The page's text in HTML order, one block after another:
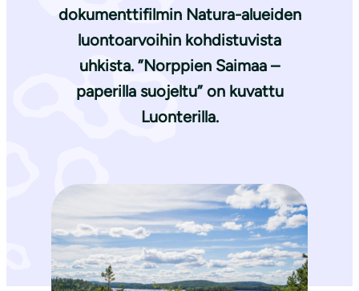
dokumenttifilmin Natura-alueiden
luontoarvoihin kohdistuvista
uhkista. ”Norppien Saimaa –
paperilla suojeltu” on kuvattu
Luonterilla.